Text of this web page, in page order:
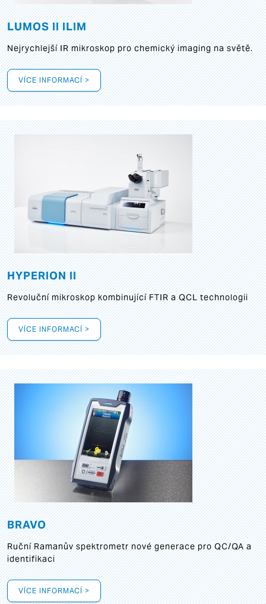
LUMOS II ILIM
Nejrychlejší IR mikroskop pro chemický imaging na světě.
VÍCE INFORMACÍ >
HYPERION II
Revoluční mikroskop kombinující FTIR a QCL technologii
VÍCE INFORMACÍ >
BRAVO
Ruční Ramanův spektrometr nové generace pro QC/QA a
identifikaci
VÍCE INFORMACÍ >